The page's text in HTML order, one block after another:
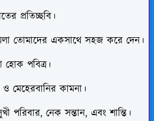
প্রতিচ্ছবি।
তোমাদের একসাথে সহজ করে দেন।
হোক পবিত্র।
মেহেরবানির কামনা।
পরিবার, নেক সন্তান, এবং শান্তি।